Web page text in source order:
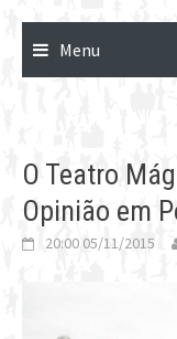
Menu
O Teatro
Opinião em
20:00 05/11/2015